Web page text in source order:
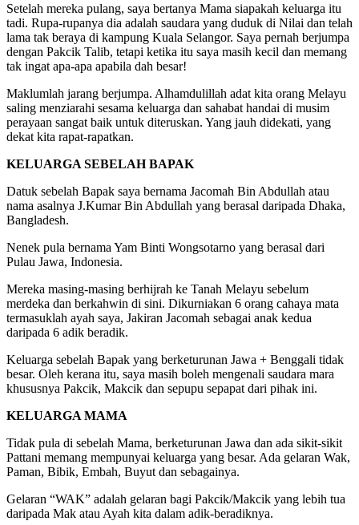
Setelah mereka pulang, saya bertanya Mama siapakah keluarga itu
tadi. Rupa-rupanya dia adalah saudara yang duduk di Nilai dan telah
lama tak beraya di kampung Kuala Selangor. Saya pernah berjumpa
dengan Pakcik Talib, tetapi ketika itu saya masih kecil dan memang
tak ingat apa-apa apabila dah besar!
Maklumlah jarang berjumpa. Alhamdulillah adat kita orang Melayu
saling menziarahi sesama keluarga dan sahabat handai di musim
perayaan sangat baik untuk diteruskan. Yang jauh didekati, yang
dekat kita rapat-rapatkan.
KELUARGA SEBELAH BAPAK
Datuk sebelah Bapak saya bernama Jacomah Bin Abdullah atau
nama asalnya J.Kumar Bin Abdullah yang berasal daripada Dhaka,
Bangladesh.
Nenek pula bernama Yam Binti Wongsotarno yang berasal dari
Pulau Jawa, Indonesia.
Mereka masing-masing berhijrah ke Tanah Melayu sebelum
merdeka dan berkahwin di sini. Dikurniakan 6 orang cahaya mata
termasuklah ayah saya, Jakiran Jacomah sebagai anak kedua
daripada 6 adik beradik.
Keluarga sebelah Bapak yang berketurunan Jawa + Benggali tidak
besar. Oleh kerana itu, saya masih boleh mengenali saudara mara
khususnya Pakcik, Makcik dan sepupu sepapat dari pihak ini.
KELUARGA MAMA
Tidak pula di sebelah Mama, berketurunan Jawa dan ada sikit-sikit
Pattani memang mempunyai keluarga yang besar. Ada gelaran Wak,
Paman, Bibik, Embah, Buyut dan sebagainya.
Gelaran “WAK” adalah gelaran bagi Pakcik/Makcik yang lebih tua
daripada Mak atau Ayah kita dalam adik-beradiknya.